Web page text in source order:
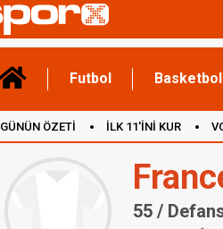
Futbol Basketbol
GÜNÜN ÖZETİ İLK 11'İNİ KUR
55 /